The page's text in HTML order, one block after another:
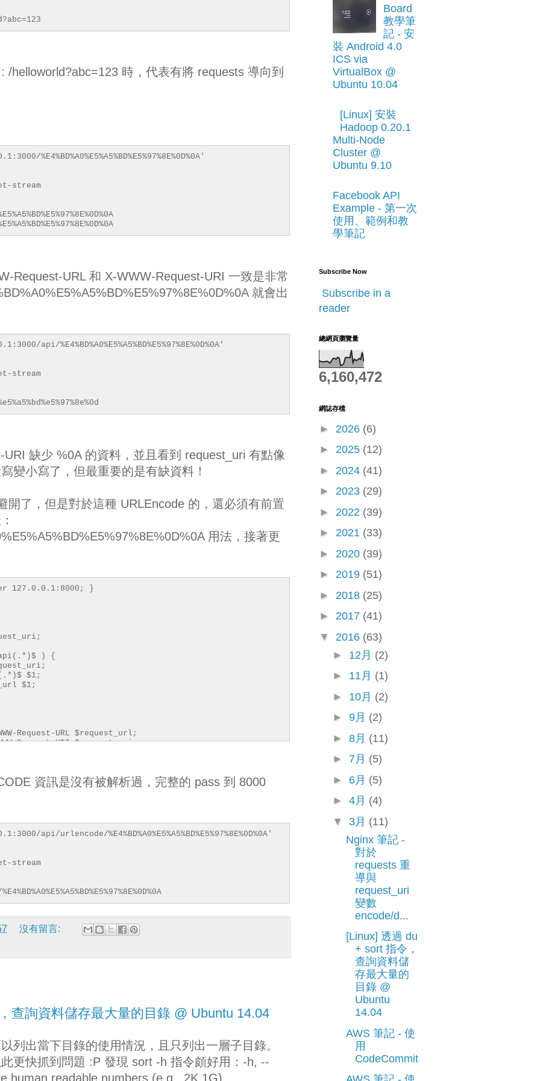
/helloworld?abc=123 時，代表有將 requests 導向到
%E4%BD%A0%E5%A5%BD%E5%97%8E%0D%0A'
stream
Request-URL 和 X-WWW-Request-URI 一致是非常
就會出
%E4%BD%A0%E5%A5%BD%E5%97%8E%0D%0A'
stream
缺少 %0A 的資料，並且看到 request_uri 有點像
變小寫了，但最重要的是有缺資料！
開了，但是對於這種 URLEncode 的，還必須有前置
用法，接著更
127.0.0.1:8000; }
) {
$1;
$1;
URL $request_url;
URI $request_uri;
{
300;
off;
資訊是沒有被解析過，完整的 pass 到 8000
urlencode/%E4%BD%A0%E5%A5%BD%E5%97%8E%0D%0A'
stream
沒有留言:
查詢資料儲存最大量的目錄 @ Ubuntu 14.04
列出當下目錄的使用情況，且只列出一層子目錄。
更快抓到問題 :P 發現 sort -h 指令頗好用：-h, --
human readable numbers (e.g., 2K 1G)
Board
教學筆
記 - 安
裝 Android 4.0
ICS via
VirtualBox @
Ubuntu 10.04
[Linux] 安裝
Hadoop 0.20.1
Multi-Node
Cluster @
Ubuntu 9.10
Facebook API
Example - 第一次
使用、範例和教
學筆記
Subscribe Now
Subscribe in a
reader
總網頁瀏覽量
6,160,472
網誌存檔
► 2026 (6)
► 2025 (12)
► 2024 (41)
► 2023 (29)
► 2022 (39)
► 2021 (33)
► 2020 (39)
► 2019 (51)
► 2018 (25)
► 2017 (41)
▼ 2016 (63)
► 12月 (2)
► 11月 (1)
► 10月 (2)
► 9月 (2)
► 8月 (11)
► 7月 (5)
► 6月 (5)
► 4月 (4)
▼ 3月 (11)
Nginx 筆記 -
對於
requests 重
導與
request_uri
變數
encode/d...
[Linux] 透過 du
+ sort 指令，
查詢資料儲
存最大量的
目錄 @
Ubuntu
14.04
AWS 筆記 - 使
用
CodeCommit